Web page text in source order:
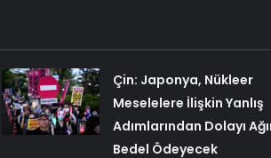
Çin: Japonya, Nükleer
Meselelere İlişkin Yanlış
Adımlarından Dolayı
Bedel Ödeyecek